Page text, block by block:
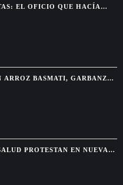
EL OFICIO QUE HACÍA
CINE
BASMATI, GARBANZOS
CREMOSA
PROTESTAN EN NUEVA
TPS PARA HAITIANOS